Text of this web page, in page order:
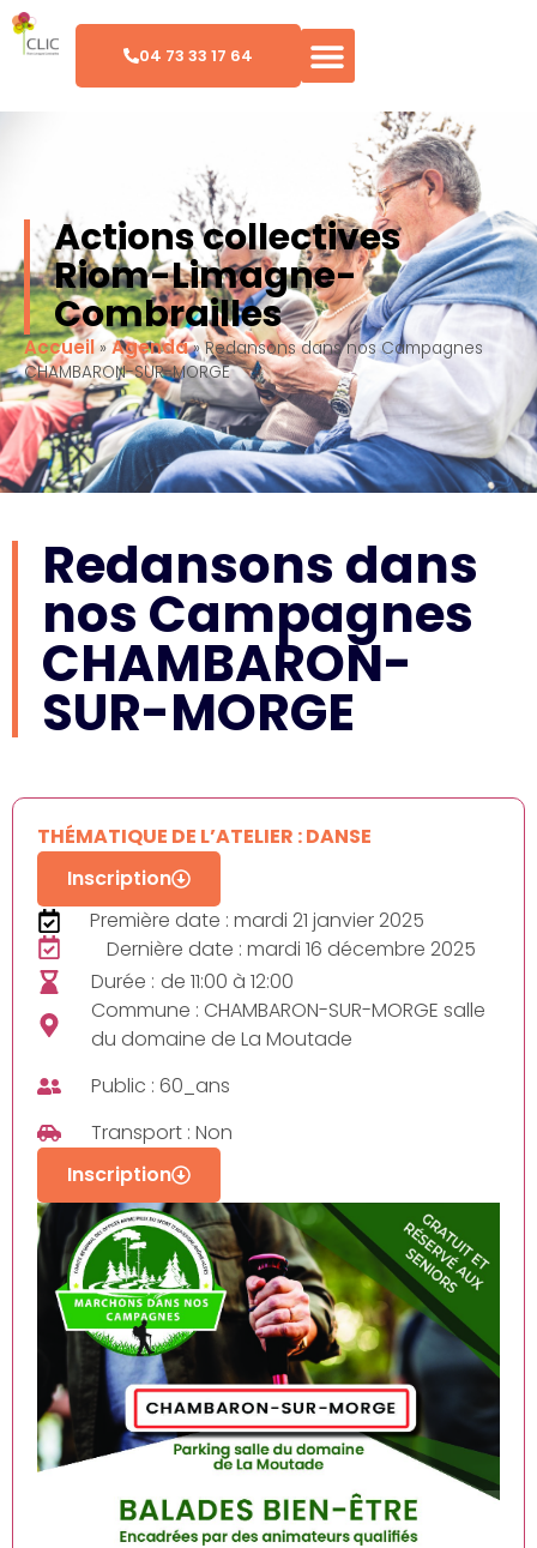
04 73 33 17 64
Actions collectives
Riom-Limagne-
Combrailles
Accueil»Agenda»Redansons dans nos Campagnes
CHAMBARON-SUR-MORGE
Redansons dans
nos Campagnes
CHAMBARON-
SUR-MORGE
THÉMATIQUE DE L’ATELIER : DANSE
Inscription
Première date : mardi 21 janvier 2025
Dernière date : mardi 16 décembre 2025
Durée : de 11:00 à 12:00
Commune : CHAMBARON-SUR-MORGE salle
du domaine de La Moutade
Public : 60_ans
Transport : Non
Inscription